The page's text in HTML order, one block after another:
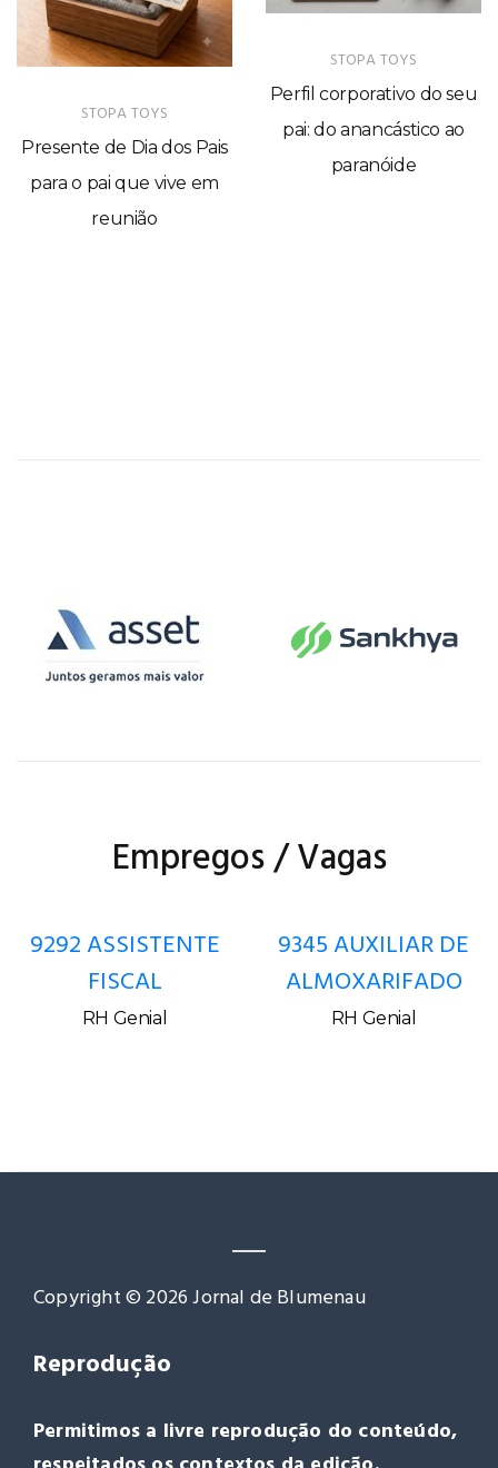
STOPA TOYS
Presente de Dia dos Pais
para o pai que vive em
reunião
STOPA TOYS
Perfil corporativo do seu
pai: do anancástico ao
paranóide
Empregos / Vagas
9292 ASSISTENTE
FISCAL
RH Genial
9345 AUXILIAR DE
ALMOXARIFADO
RH Genial
Copyright © 2026 Jornal de Blumenau
Reprodução
Permitimos a livre reprodução do conteúdo,